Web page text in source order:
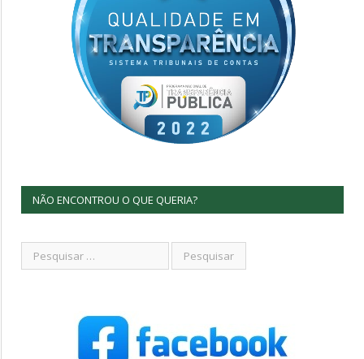
NÃO ENCONTROU O QUE QUERIA?